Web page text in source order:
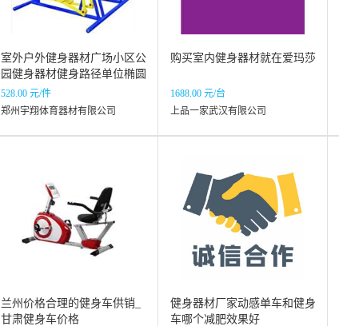
室外户外健身器材广场小区公
园健身器材健身路径单位椭圆
漫步机
528.00 元/件
郑州宇翔体育器材有限公司
购买室内健身器材就在爱玛莎
1688.00 元/台
上品一家武汉有限公司
兰州价格合理的健身车供销_
甘肃健身车价格
健身器材厂家动感单车和健身
车哪个减肥效果好